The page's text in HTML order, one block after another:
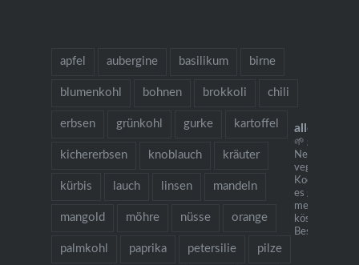
apfel aubergine basilikum birne
blumenkohl bohnen brokkoli chili
erbsen grünkohl gurke kartoffel
kichererbsen knoblauch kräuter
kürbis lauch linsen mandeln
mangold möhre nüsse orange
palmkohl paprika petersilie pilze
🌱 grow cook
Neu: mein
vegetarisches
Kochbuch
es gibt
mehr als 130
köstlichen
Bestellung